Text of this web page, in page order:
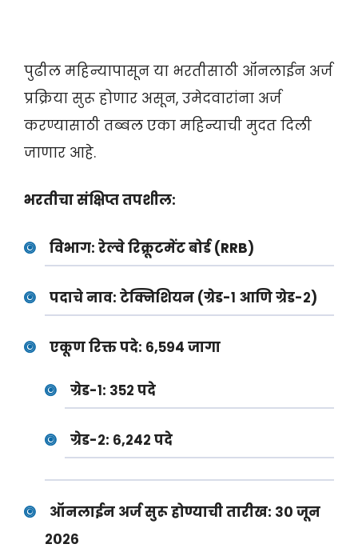
पुढील महिन्यापासून या भरतीसाठी ऑनलाईन अर्ज
प्रक्रिया सुरू होणार असून, उमेदवारांना अर्ज
करण्यासाठी तब्बल एका महिन्याची मुदत दिली
जाणार आहे.
भरतीचा संक्षिप्त तपशील:
विभाग: रेल्वे रिक्रूटमेंट बोर्ड (RRB)
पदाचे नाव: टेक्निशियन (ग्रेड-१ आणि ग्रेड-२)
एकूण रिक्त पदे: ६,५९४ जागा
ग्रेड-१: ३५२ पदे
ग्रेड-२: ६,२४२ पदे
ऑनलाईन अर्ज सुरू होण्याची तारीख: ३० जून
२०२६